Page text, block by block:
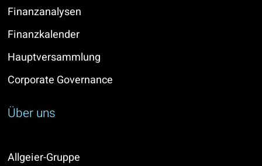
Finanzanalysen
Finanzkalender
Hauptversammlung
Corporate Governance
Über uns
Allgeier-Gruppe